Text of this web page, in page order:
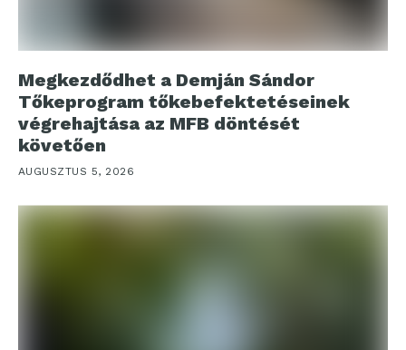
Megkezdődhet a Demján Sándor
Tőkeprogram tőkebefektetéseinek
végrehajtása az MFB döntését
követően
AUGUSZTUS 5, 2026